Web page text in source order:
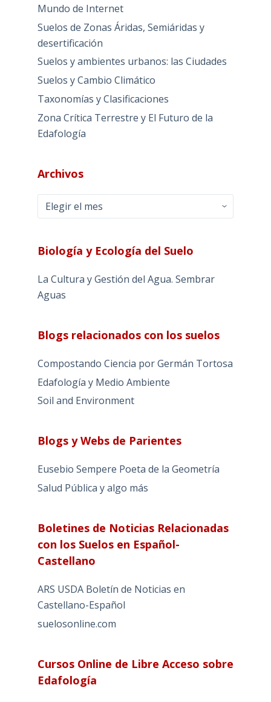
Mundo de Internet
Suelos de Zonas Áridas, Semiáridas y
desertificación
Suelos y ambientes urbanos: las Ciudades
Suelos y Cambio Climático
Taxonomías y Clasificaciones
Zona Crítica Terrestre y El Futuro de la
Edafología
Archivos
Archivos
Biología y Ecología del Suelo
La Cultura y Gestión del Agua. Sembrar
Aguas
Blogs relacionados con los suelos
Compostando Ciencia por Germán Tortosa
Edafología y Medio Ambiente
Soil and Environment
Blogs y Webs de Parientes
Eusebio Sempere Poeta de la Geometría
Salud Pública y algo más
Boletines de Noticias Relacionadas
con los Suelos en Español-
Castellano
ARS USDA Boletín de Noticias en
Castellano-Español
suelosonline.com
Cursos Online de Libre Acceso sobre
Edafología